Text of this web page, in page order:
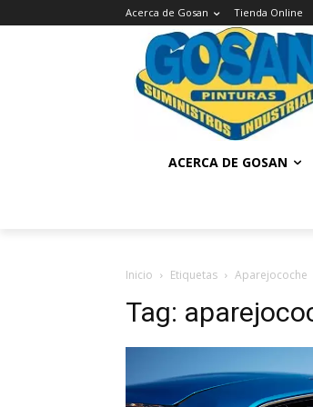
Acerca de Gosan Tienda Online
ACERCA DE GOSAN
Inicio Etiquetas Aparejocoche
Tag: